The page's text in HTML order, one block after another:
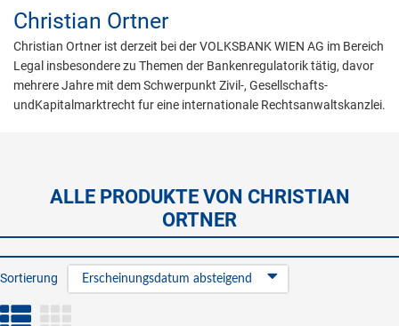
Christian Ortner
Christian Ortner ist derzeit bei der VOLKSBANK WIEN AG im Bereich
Legal insbesondere zu Themen der Bankenregulatorik tätig, davor
mehrere Jahre mit dem Schwerpunkt Zivil-, Gesellschafts-
undKapitalmarktrecht fur eine internationale Rechtsanwaltskanzlei.
ALLE PRODUKTE VON CHRISTIAN
ORTNER
Sortierung Erscheinungsdatum absteigend